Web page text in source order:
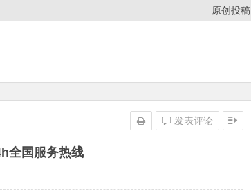
原创投稿
全国服务热线
发表评论